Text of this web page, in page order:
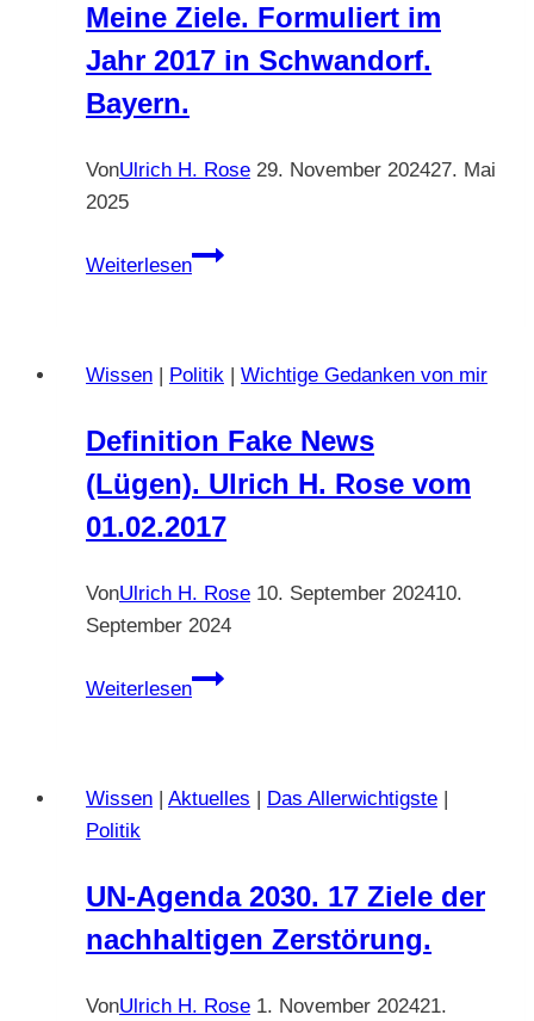
Meine Ziele. Formuliert im
Jahr 2017 in Schwandorf.
Bayern.
VonUlrich H. Rose 29. November 202427. Mai
2025
Weiterlesen
Meine
Jahr
in
Schwandorf.
Bayern.
Wissen Politik Wichtige Gedanken von mir
Definition Fake News
(Lügen). Ulrich H. Rose vom
01.02.2017
VonUlrich H. Rose 10. September 202410.
September 2024
Weiterlesen
Definition
Ulrich
vom
01.02.2017
Wissen Aktuelles Das Allerwichtigste
Politik
UN-Agenda 2030. 17 Ziele der
nachhaltigen Zerstörung.
VonUlrich H. Rose 1. November 202421.